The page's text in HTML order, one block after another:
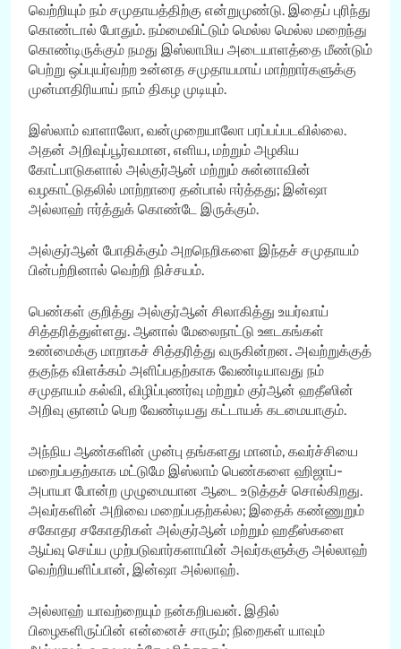
வெற்றியும் நம் சமுதாயத்திற்கு என்றுமுண்டு. இதைப் புரிந்து
கொண்டால் போதும். நம்மைவிட்டும் மெல்ல மெல்ல மறைந்து
கொண்டிருக்கும் நமது இஸ்லாமிய அடையாளத்தை மீண்டும்
பெற்று ஒப்புயர்வற்ற உன்னத சமுதாயமாய் மாற்றார்களுக்கு
முன்மாதிரியாய் நாம் திகழ முடியும்.
இஸ்லாம் வாளாலோ, வன்முறையாலோ பரப்பப்படவில்லை.
அதன் அறிவுப்பூர்வமான, எளிய, மற்றும் அழகிய
கோட்பாடுகளால் அல்குர்ஆன் மற்றும் சுன்னாவின்
வழகாட்டுதலில் மாற்றாரை தன்பால் ஈர்த்தது; இன்ஷா
அல்லாஹ் ஈர்த்துக் கொண்டே இருக்கும்.
அல்குர்ஆன் போதிக்கும் அறநெறிகளை இந்தச் சமுதாயம்
பின்பற்றினால் வெற்றி நிச்சயம்.
பெண்கள் குறித்து அல்குர்ஆன் சிலாகித்து உயர்வாய்
சித்தரித்துள்ளது. ஆனால் மேலைநாட்டு ஊடகங்கள்
உண்மைக்கு மாறாகச் சித்தரித்து வருகின்றன. அவற்றுக்குத்
தகுந்த விளக்கம் அளிப்பதற்காக வேண்டியாவது நம்
சமுதாயம் கல்வி, விழிப்புணர்வு மற்றும் குர்ஆன் ஹதீஸின்
அறிவு ஞானம் பெற வேண்டியது கட்டாயக் கடமையாகும்.
அந்நிய ஆண்களின் முன்பு தங்களது மானம், கவர்ச்சியை
மறைப்பதற்காக மட்டுமே இஸ்லாம் பெண்களை ஹிஜாப்-
அபாயா போன்ற முழுமையான ஆடை உடுத்தச் சொல்கிறது.
அவர்களின் அறிவை மறைப்பதற்கல்ல; இதைக் கண்ணுறும்
சகோதர சகோதரிகள் அல்குர்ஆன் மற்றும் ஹதீஸ்களை
ஆய்வு செய்ய முற்படுவார்களாயின் அவர்களுக்கு அல்லாஹ்
வெற்றியளிப்பான், இன்ஷா அல்லாஹ்.
அல்லாஹ் யாவற்றையும் நன்கறிபவன். இதில்
பிழைகளிருப்பின் என்னைச் சாரும்; நிறைகள் யாவும்